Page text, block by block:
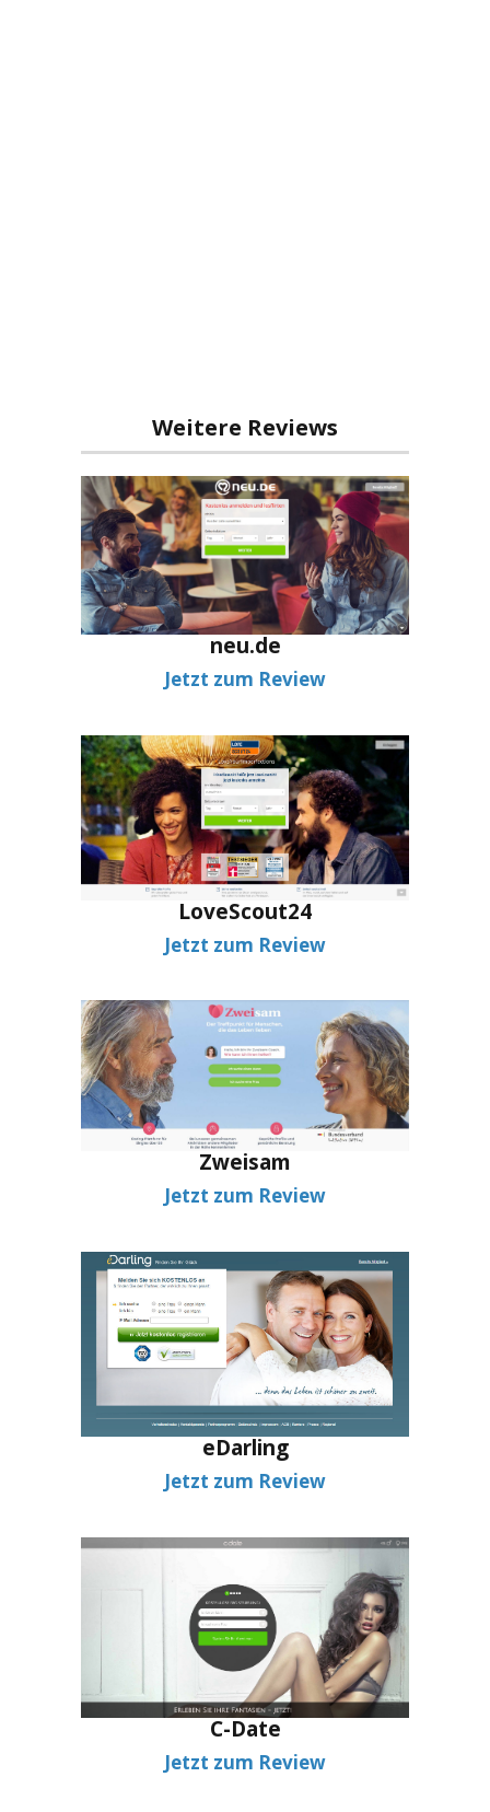
Weitere Reviews
neu.de
Jetzt zum Review
LoveScout24
Jetzt zum Review
Zweisam
Jetzt zum Review
eDarling
Jetzt zum Review
C-Date
Jetzt zum Review